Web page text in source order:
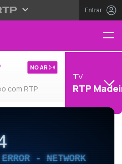
Entrar
com RTP
NO AR
TV
RTP
- NETWORK